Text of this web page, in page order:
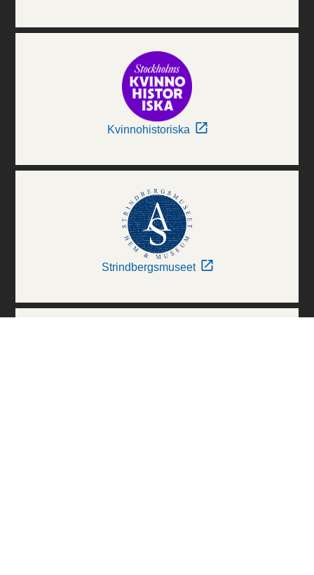
Kvinnohistoriska
Strindbergsmuseet